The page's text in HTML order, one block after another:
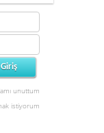
unuttum
istiyorum